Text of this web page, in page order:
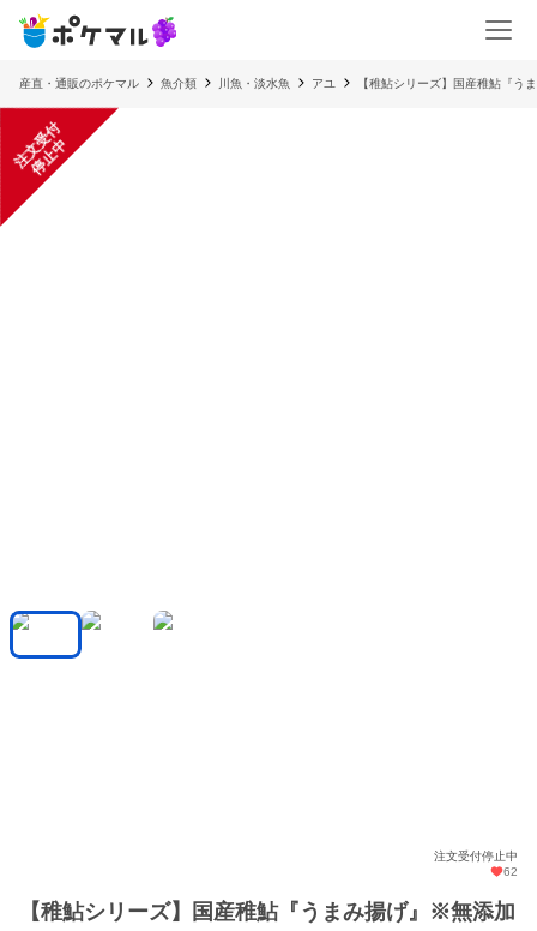
産直・通販のポケマル 魚介類 川魚・淡水魚 アユ 【稚鮎シリーズ】国産稚鮎『う
注
文
受
付
停
止
中
注文受付停止中
62
【稚鮎シリーズ】国産稚鮎『うまみ揚げ』※無添加